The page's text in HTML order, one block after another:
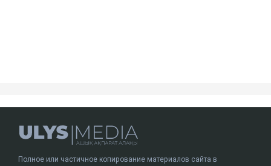
Полное или частичное копирование материалов сайта в